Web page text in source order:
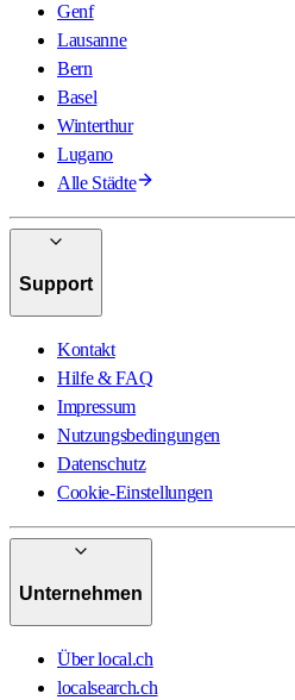
Genf
Lausanne
Bern
Basel
Winterthur
Lugano
Alle Städte
Support
Kontakt
Hilfe & FAQ
Impressum
Nutzungsbedingungen
Datenschutz
Cookie-Einstellungen
Unternehmen
Über local.ch
localsearch.ch